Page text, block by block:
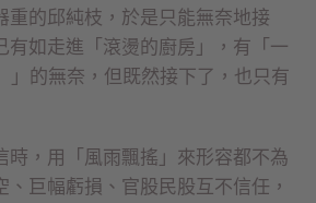
重的邱純枝，於是只能無奈地接
有如走進「滾燙的廚房」，有「一
」的無奈，但既然接下了，也只有
時，用「風雨飄搖」來形容都不為
、巨幅虧損、官股民股互不信任，